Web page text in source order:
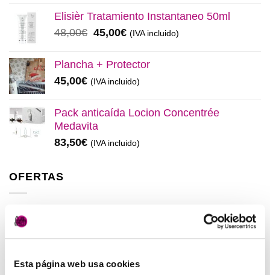
Esta página web usa cookies
original
137,00€.
actual
130,00€.
Elisièr Tratamiento Instantaneo 50ml
48,00€ El
original
48,00€.
45,00€El
actual
45,00€.
(IVA incluido)
Plancha + Protector
45,00€ (IVA incluido)
Pack anticaída Locion Concentrée
Medavita
83,50€ (IVA incluido)
OFERTAS
Elisièr Instant Bond Tratamiento
original actual
Elisièr Tratamiento Instantaneo 50ml